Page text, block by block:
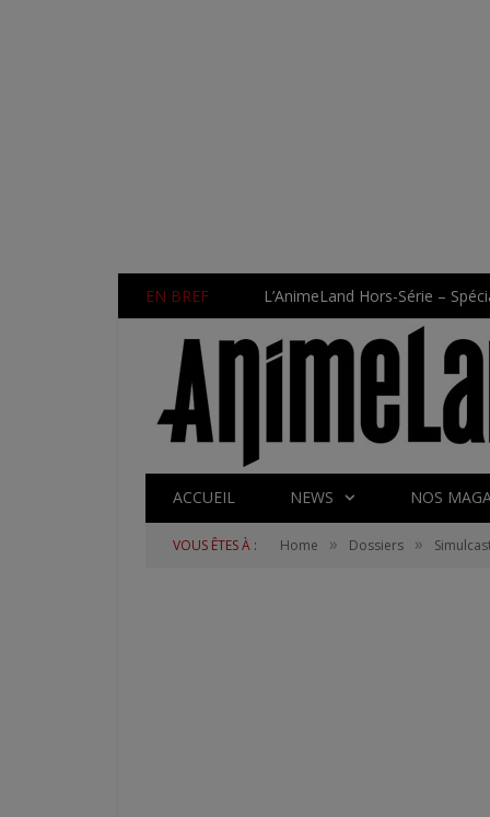
EN BREF L’AnimeLand Hors-Série –
ACCUEIL NEWS NOS
VOUS ÊTES À : Home » Dossiers »